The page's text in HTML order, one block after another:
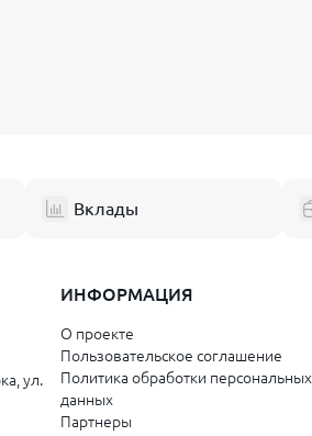
Вклады
ул.
ИНФОРМАЦИЯ
О проекте
Пользовательское соглашение
Политика обработки персональных
данных
Партнеры